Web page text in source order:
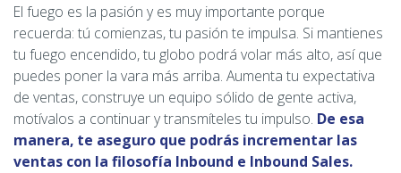
El fuego es la pasión y es muy importante porque
recuerda: tú comienzas, tu pasión te impulsa. Si mantienes
tu fuego encendido, tu globo podrá volar más alto, así que
puedes poner la vara más arriba. Aumenta tu expectativa
de ventas, construye un equipo sólido de gente activa,
motívalos a continuar y transmíteles tu impulso. De esa
manera, te aseguro que podrás incrementar las
ventas con la filosofía Inbound e Inbound Sales.